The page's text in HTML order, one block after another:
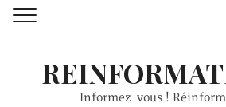
Informez-vous !